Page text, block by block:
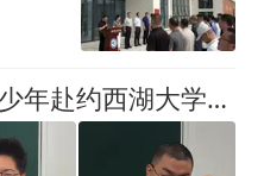
敢于不同！10名齐鲁少年赴约西湖大学！他们是谁？为何而选？